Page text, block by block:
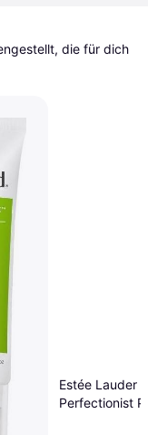
die für dich
Estée Lauder
Perfectionist